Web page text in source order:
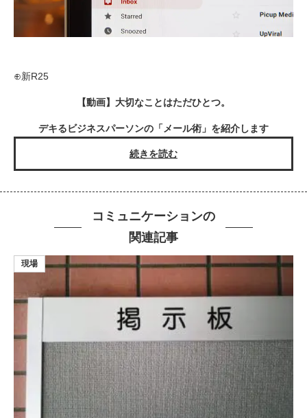
⊕新R25
【動画】大切なことはただひとつ。
デキるビジネスパーソンの「メール術」を紹介します
続きを読む
コミュニケーションの
関連記事
現場